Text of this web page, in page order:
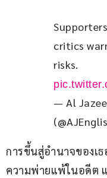
critics
risks.
— Al
การขึ้นสู่อำนาจของเ
ความพ่ายแพ้ในอดีต